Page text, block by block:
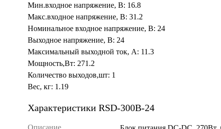
Мин.входное напряжение, В: 16.8
Макс.входное напряжение, В: 31.2
Номинальное входное напряжение, В: 24
Выходное напряжение, В: 24
Максимальный выходной ток, А: 11.3
Мощность,Вт: 271.2
Количество выходов,шт: 1
Вес, кг: 1.19
Характеристики RSD-300B-24
Описание